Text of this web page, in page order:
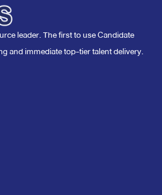
leader. The first to use Candidate
and immediate top-tier talent delivery.